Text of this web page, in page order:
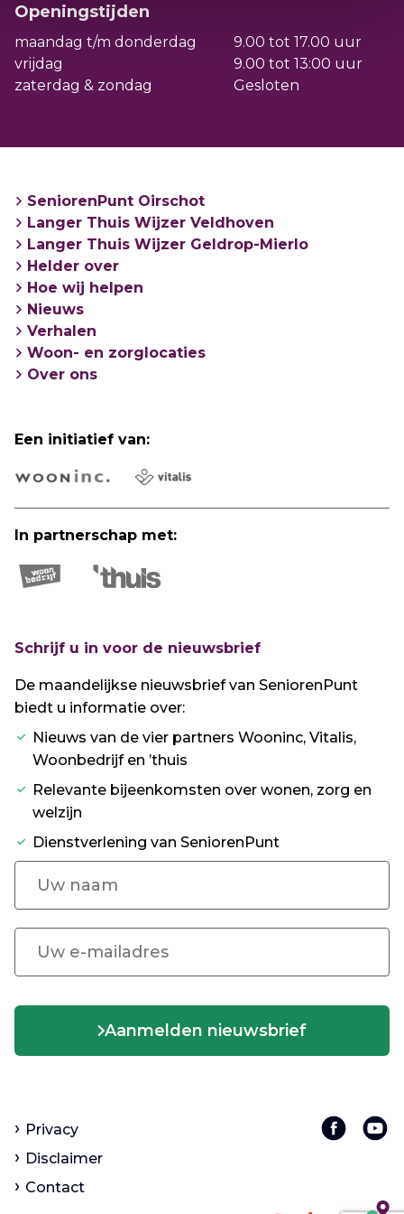
maandagochtend en dinsdagmiddag.
Adres: gebouw Veldwijzer, Sterrenlaan 15 in
Veldhoven
Openingstijden
maandag t/m donderdag
9.00 tot 17.00 uur
vrijdag
9.00 tot 13:00 uur
zaterdag & zondag
Gesloten
SeniorenPunt Oirschot
Langer Thuis Wijzer Veldhoven
Langer Thuis Wijzer Geldrop-Mierlo
Helder over
Hoe wij helpen
Nieuws
Verhalen
Woon- en zorglocaties
Over ons
Een initiatief van:
In partnerschap met:
Schrijf u in voor de nieuwsbrief
De maandelijkse nieuwsbrief van SeniorenPunt
biedt u informatie over:
Nieuws van de vier partners Wooninc, Vitalis,
Woonbedrijf en ’thuis
Relevante bijeenkomsten over wonen, zorg en
welzijn
Dienstverlening van SeniorenPunt
Aanmelden nieuwsbrief
Privacy
Disclaimer
Contact